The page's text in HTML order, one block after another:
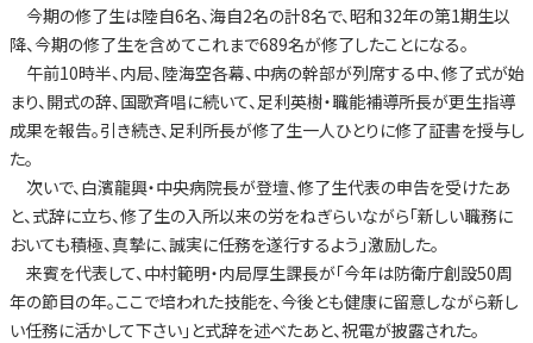
今期の修了生は陸自6名、海自2名の計8名で、昭和32年の第1期生以
降、今期の修了生を含めてこれまで689名が修了したことになる。
午前10時半、内局、陸海空各幕、中病の幹部が列席する中、修了式が始
まり、開式の辞、国歌斉唱に続いて、足利英樹・職能補導所長が更生指導
成果を報告。引き続き、足利所長が修了生一人ひとりに修了証書を授与し
た。
次いで、白濱龍興・中央病院長が登壇、修了生代表の申告を受けたあ
と、式辞に立ち、修了生の入所以来の労をねぎらいながら「新しい職務に
おいても積極、真摯に、誠実に任務を遂行するよう」激励した。
来賓を代表して、中村範明・内局厚生課長が「今年は防衛庁創設50周
年の節目の年。ここで培われた技能を、今後とも健康に留意しながら新し
い任務に活かして下さい」と式辞を述べたあと、祝電が披露された。